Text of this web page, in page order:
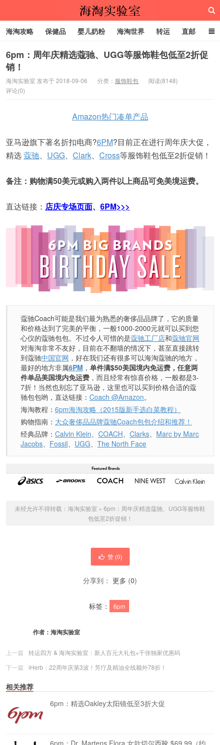
海淘实验室
海淘攻略 保健品 婴儿奶粉 海淘世界 转运 直邮
代购服务
6pm：周年庆精选蔻驰、UGG等服饰鞋包低至2折促
销！
海淘实验室 发布于 2018-09-06 分类： 服饰鞋包
阅读(8148)
评论(0)
Amazon热门凑单产品
亚马逊旗下著名折扣电商?6PM?目前正在进行周年庆大促，
精选蔻驰、 UGG、 Clark、 Cross等服饰鞋包低至2折促销！
备注：购物满50美元或购入两件以上商品可免美境运费。
直达链接： 店庆专场页面、 6PM>>>
蔻驰Coach可能是我们最为熟悉的奢侈品品牌了，它的质量
和价格达到了完美的平衡，一般1000-2000元就可以买到您
心仪的蔻驰包包。不过令人可惜的是蔻驰工厂店和蔻驰官网
对海淘非常不友好，目前在不翻墙的情况下，甚至直接跳转
到蔻驰中国官网 ，好在我们还有很多可以海淘蔻驰的地方，
最好的地方非属6PM ， 单件满$50美国境内免运费，任意两
件单品美国境内免运费 ，而且经常有惊喜价格，一般都是3-
7折！当然也别忘了亚马逊，这里也可以买到价格合适的蔻
驰包包哟，直达链接： Coach @Amazon。
海淘教程： 6pm海淘攻略（2015版新手选白菜教程）
购物指南： 大众奢侈品品牌蔻驰Coach包包介绍和推荐！
经典品牌： Calvin Klein、 COACH、 Clarks、 Marc by Marc
Jacobs、 Fossil、 UGG、 The North Face
未经允许不得转载： 海淘实验室 » 6pm：周年庆精选蔻驰、UGG等服饰鞋
包低至2折促销！
赞 (0)
分享到： 更多 (0)
标签： 6pm
作者： 海淘实验室
上一篇
转运四方 & 海淘实验室：新人百元大礼包+千张独家优惠码
下一篇
iHerb：22周年庆第3波！芳疗及精油全线额外78折！
相关推荐
6pm：精选Oakley太阳镜低至3折大促